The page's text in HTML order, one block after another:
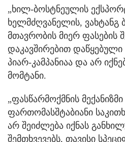
„ხილ-ბოსტნეულის
ხელმძღვანელის, ვახტანგ
მთავრობის მიერ ფასების
დაკავშირებით
პიარ-კამპანიაა და არ
მომტანი.
„ფასწარმოქმნის
ფართომასშტაბიანი
არ შეიძლება იქნას
შემთხვევებს, თავისი